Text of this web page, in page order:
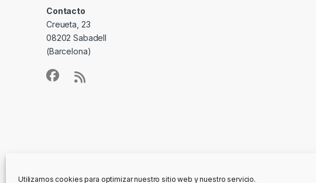
Utilizamos cookies para optimizar nuestro sitio web y nuestro servicio.
Contacto
Creueta, 23
08202 Sabadell
(Barcelona)